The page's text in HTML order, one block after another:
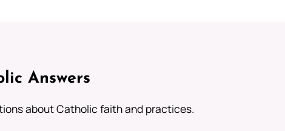
Answers
about Catholic faith and practices.